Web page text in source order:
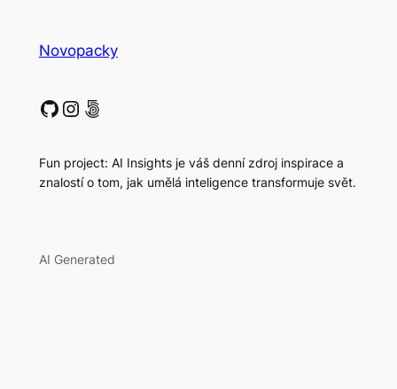
Novopacky
GitHub Instagram 500px
Fun project: AI Insights je váš denní zdroj inspirace a
znalostí o tom, jak umělá inteligence transformuje svět.
AI Generated